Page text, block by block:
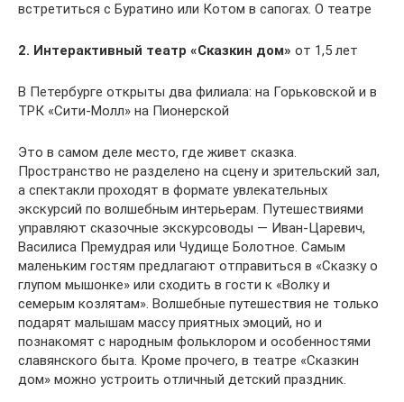
встретиться с Буратино или Котом в сапогах. О театре
2. Интерактивный театр «Сказкин дом» от 1,5 лет
В Петербурге открыты два филиала: на Горьковской и в
ТРК «Сити-Молл» на Пионерской
Это в самом деле место, где живет сказка.
Пространство не разделено на сцену и зрительский зал,
а спектакли проходят в формате увлекательных
экскурсий по волшебным интерьерам. Путешествиями
управляют сказочные экскурсоводы — Иван-Царевич,
Василиса Премудрая или Чудище Болотное. Самым
маленьким гостям предлагают отправиться в «Сказку о
глупом мышонке» или сходить в гости к «Волку и
семерым козлятам». Волшебные путешествия не только
подарят малышам массу приятных эмоций, но и
познакомят с народным фольклором и особенностями
славянского быта. Кроме прочего, в театре «Сказкин
дом» можно устроить отличный детский праздник.